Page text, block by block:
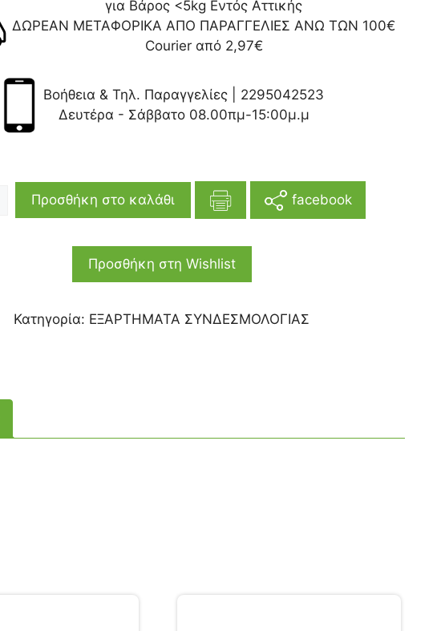
για Βάρος <5kg Εντός Αττικής
ΔΩΡΕΑΝ ΜΕΤΑΦΟΡΙΚΑ ΑΠΟ ΠΑΡΑΓΓΕΛΙΕΣ ΑΝΩ ΤΩΝ 100€
Courier από 2,97€
Βοήθεια & Τηλ. Παραγγελίες | 2295042523
Δευτέρα - Σάββατο 08.00πμ-15:00μ.μ
Προσθήκη στο καλάθι facebook
Προσθήκη στη Wishlist
Κατηγορία: ΕΞΑΡΤΗΜΑΤΑ ΣΥΝΔΕΣΜΟΛΟΓΙΑΣ